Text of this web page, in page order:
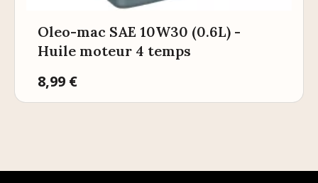
Oleo-mac SAE 10W30 (0.6L) -
Huile moteur 4 temps
Prix
8,99 €